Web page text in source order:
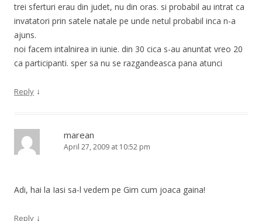
trei sferturi erau din judet, nu din oras. si probabil au intrat ca
invatatori prin satele natale pe unde netul probabil inca n-a
ajuns.
noi facem intalnirea in iunie. din 30 cica s-au anuntat vreo 20
ca participanti. sper sa nu se razgandeasca pana atunci
Reply ↓
marean
April 27, 2009 at 10:52 pm
Adi, hai la Iasi sa-l vedem pe Gim cum joaca gaina!
Reply ↓